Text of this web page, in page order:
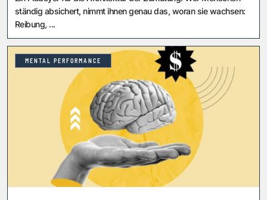
ständig absichert, nimmt ihnen genau das, woran sie wachsen:
Reibung, ...
MENTAL PERFORMANCE